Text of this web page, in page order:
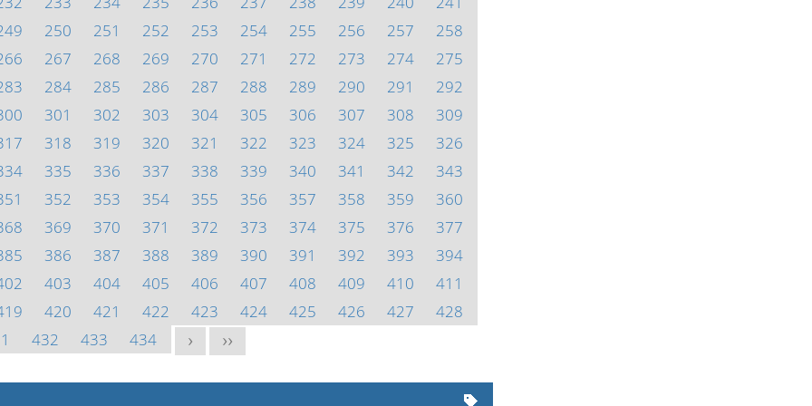
250 251 252 253 254 255 256 257
258
267 268 269 270 271 272 273 274
275
284 285 286 287 288 289 290 291
292
301 302 303 304 305 306 307 308
309
318 319 320 321 322 323 324 325
326
335 336 337 338 339 340 341 342
343
352 353 354 355 356 357 358 359
360
369 370 371 372 373 374 375 376
377
386 387 388 389 390 391 392 393
394
403 404 405 406 407 408 409 410
411
420 421 422 423 424 425 426 427
428
432 433 434 > >>